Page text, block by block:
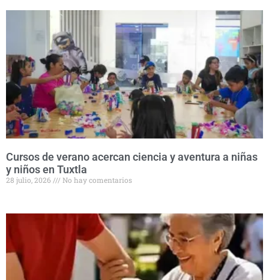
Cursos de verano acercan ciencia y aventura a niñas
y niños en Tuxtla
28 julio, 2026 No hay comentarios